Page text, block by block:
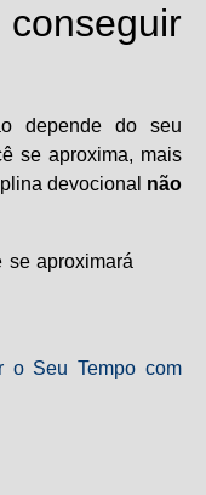
depende do seu
se aproxima, mais
devocional não
se aproximará
o Seu Tempo com